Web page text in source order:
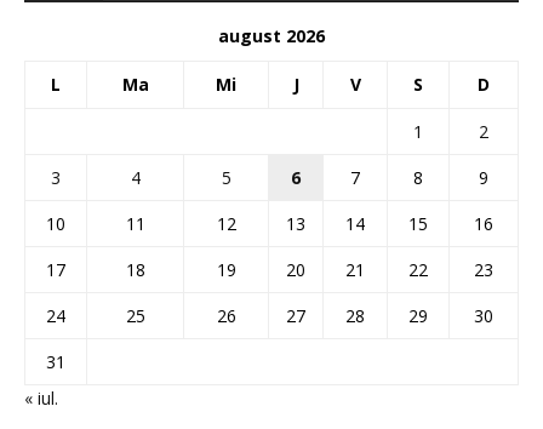
august 2026
L Ma Mi J V S D
1
2
3
4 5 6 7 8
9
10
11 12 13 14 15
16
17
18 19 20 21 22
23
24
25 26 27 28 29
30
31
« iul.